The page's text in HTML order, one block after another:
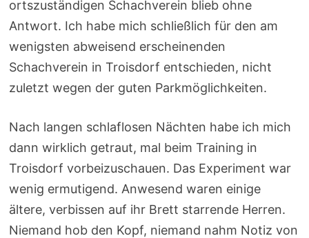
ortszuständigen Schachverein blieb ohne
Antwort. Ich habe mich schließlich für den am
wenigsten abweisend erscheinenden
Schachverein in Troisdorf entschieden, nicht
zuletzt wegen der guten Parkmöglichkeiten.
Nach langen schlaflosen Nächten habe ich mich
dann wirklich getraut, mal beim Training in
Troisdorf vorbeizuschauen. Das Experiment war
wenig ermutigend. Anwesend waren einige
ältere, verbissen auf ihr Brett starrende Herren.
Niemand hob den Kopf, niemand nahm Notiz von